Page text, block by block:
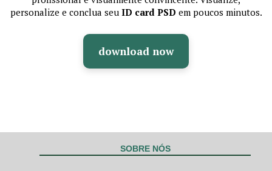
personalize e conclua seu ID card PSD em poucos minutos.
download now
SOBRE NÓS